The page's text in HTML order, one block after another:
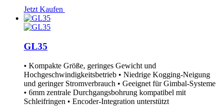
Jetzt Kaufen
GL35
• Kompakte Größe, geringes Gewicht und
Hochgeschwindigkeitsbetrieb • Niedrige Kogging-Neigung
und geringer Stromverbrauch • Geeignet für Gimbal-Systeme
• 6mm zentrale Durchgangsbohrung kompatibel mit
Schleifringen • Encoder-Integration unterstützt